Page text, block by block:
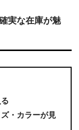
実な在庫が魅
・カラーが見